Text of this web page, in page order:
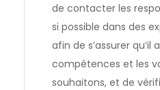
de contacter les
si possible dans des
afin de s’assurer qu’il
compétences et les
souhaitons, et de